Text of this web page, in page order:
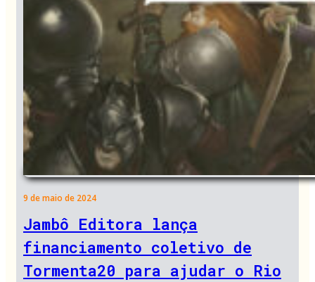
9 de maio de 2024
Jambô Editora lança
financiamento coletivo de
Tormenta20 para ajudar o Rio